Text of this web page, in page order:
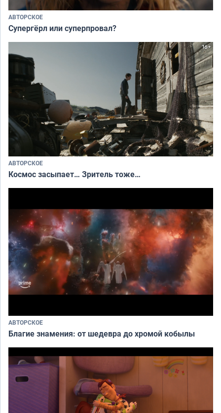
АВТОРСКОЕ
Супергёрл или суперпровал?
АВТОРСКОЕ
Космос засыпает… Зритель тоже…
АВТОРСКОЕ
Благие знамения: от шедевра до хромой кобылы